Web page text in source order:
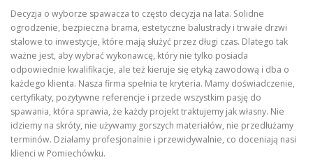
Decyzja o wyborze spawacza to często decyzja na lata. Solidne
ogrodzenie, bezpieczna brama, estetyczne balustrady i trwałe drzwi
stalowe to inwestycje, które mają służyć przez długi czas. Dlatego tak
ważne jest, aby wybrać wykonawcę, który nie tylko posiada
odpowiednie kwalifikacje, ale też kieruje się etyką zawodową i dba o
każdego klienta. Nasza firma spełnia te kryteria. Mamy doświadczenie,
certyfikaty, pozytywne referencje i przede wszystkim pasję do
spawania, która sprawia, że każdy projekt traktujemy jak własny. Nie
idziemy na skróty, nie używamy gorszych materiałów, nie przedłużamy
terminów. Działamy profesjonalnie i przewidywalnie, co doceniają nasi
klienci w Pomiechówku.